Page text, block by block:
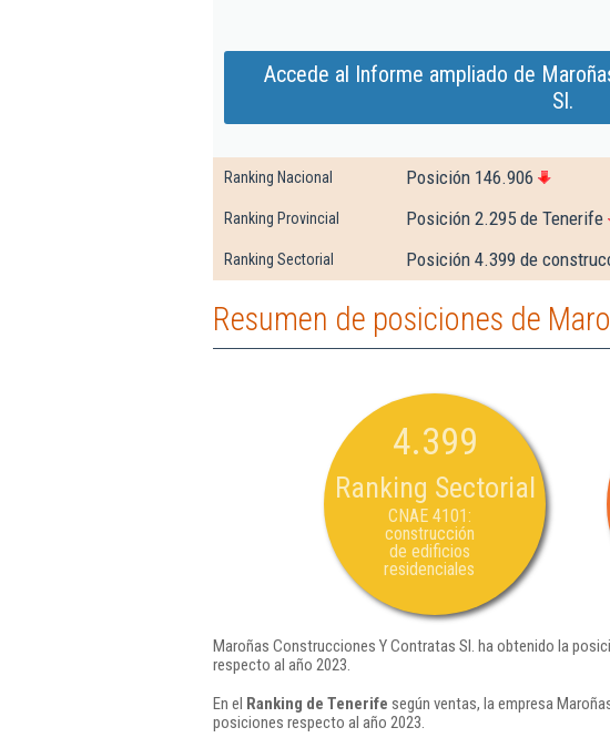
Accede al Informe ampliado de
Sl.
Ranking Nacional Posición 146.906
Ranking Provincial Posición 2.295 de Tenerife
Ranking Sectorial Posición 4.399 de
Resumen de posiciones de
4.399
Ranking Sectorial
CNAE 4101:
construcción
de edificios
residenciales
Maroñas Construcciones Y Contratas Sl. ha obtenido la
respecto al año 2023.
En el Ranking de Tenerife según ventas, la empresa
posiciones respecto al año 2023.